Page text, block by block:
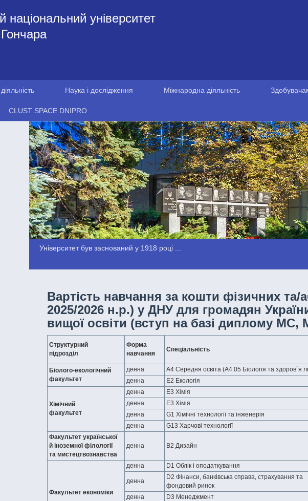
національний університет
Наука і дослідження Міжнародна діяльність
CLUST SPACE DNIPRO
Університет був заснований у 1918 році ...
Вартість навчання за кошти фізичних
2025/2026 н.р.) у ДНУ для громадян
вищої освіти (вступ на базі диплому
Структурний
підрозділ
Форма
навчання
Спеціальність
Біолого-екологічний
факультет
денна А4 Середня освіта (А4.05 Біологія та здоров`я
денна
E2 Екологія
Хімічний
факультет
денна E3 Хімія
денна
E3 Хімія
денна
G1 Хімічні технології та інженерія
денна
G13 Харчові технології
Факультет української
й іноземної філології
та мистецтвознавства
денна В2 Дизайн
Факультет економіки
денна D1 Облік і оподаткування
денна
D2 Фінанси, банківська справа, страхування та
фондовий ринок
денна D3 Менеджмент